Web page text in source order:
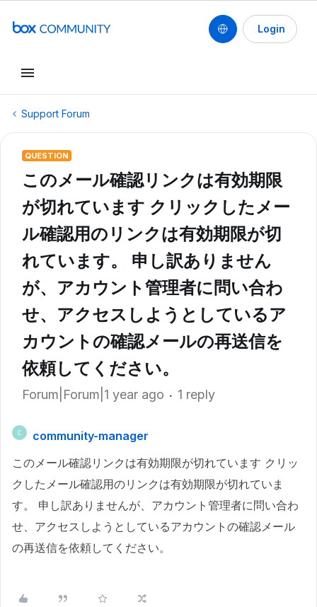
Login
Support Forum
QUESTION
このメール確認リンクは有効期限
が切れています クリックしたメー
ル確認用のリンクは有効期限が切
れています。 申し訳ありません
が、アカウント管理者に問い合わ
せ、アクセスしようとしているア
カウントの確認メールの再送信を
依頼してください。
Forum|Forum|1 year ago 1 reply
C
community-manager
このメール確認リンクは有効期限が切れています クリッ
クしたメール確認用のリンクは有効期限が切れていま
す。 申し訳ありませんが、アカウント管理者に問い合わ
せ、アクセスしようとしているアカウントの確認メール
の再送信を依頼してください。